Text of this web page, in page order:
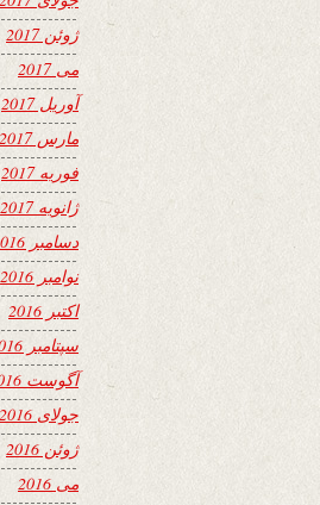
ژوئن 2017
می 2017
آوریل 2017
مارس 2017
فوریه 2017
ژانویه 2017
دسامبر 2016
نوامبر 2016
اکتبر 2016
سپتامبر 2016
آگوست 2016
جولای 2016
ژوئن 2016
می 2016